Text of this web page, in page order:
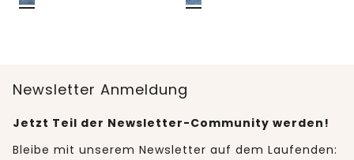
Newsletter Anmeldung
Jetzt Teil der Newsletter-Community werden!
Bleibe mit unserem Newsletter auf dem Laufenden: